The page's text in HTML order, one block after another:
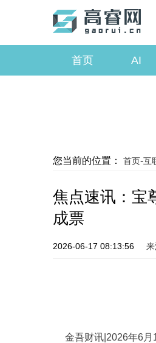
首页 AI
您当前的位置： 首页-互
焦点速讯：宝
成票
2026-06-17 08:13:56
金吾财讯|2026年6月